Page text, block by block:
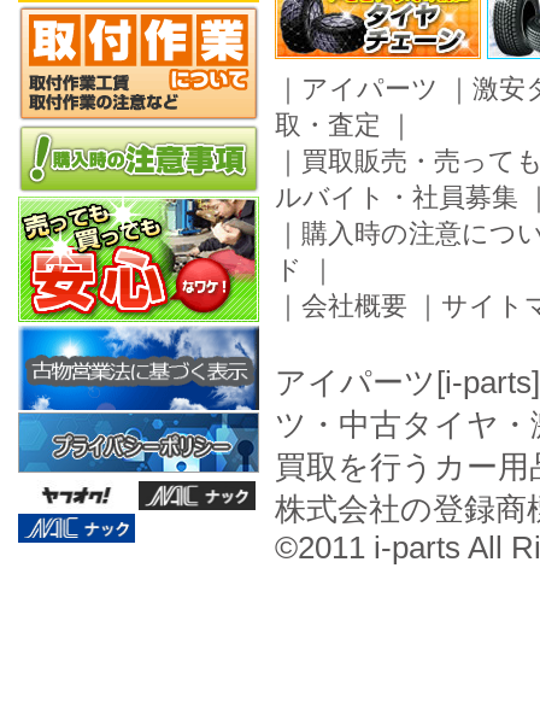
｜ アイパーツ ｜ 激安
取・査定 ｜
｜ 買取販売・売って
ルバイト・社員募集
｜ 購入時の注意につ
ド
｜
｜ 会社概要 ｜ サイト
アイパーツ[i-
ツ・中古タイヤ
買取を行うカー
株式会社の登録商
©2011 i-parts All